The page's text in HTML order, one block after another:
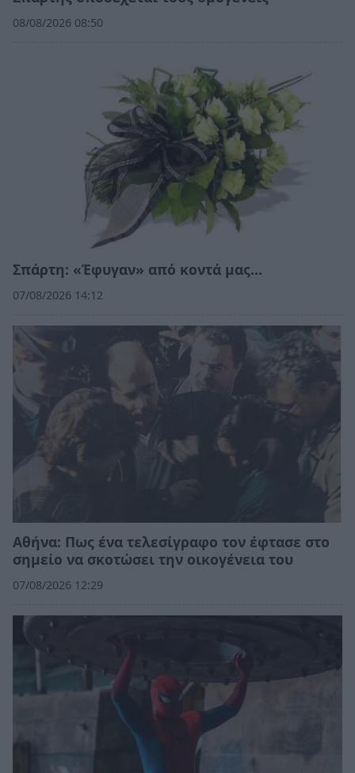
08/08/2026 08:50
Σπάρτη: «Έφυγαν» από κοντά μας…
07/08/2026 14:12
Αθήνα: Πως ένα τελεσίγραφο τον έφτασε στο
σημείο να σκοτώσει την οικογένεια του
07/08/2026 12:29